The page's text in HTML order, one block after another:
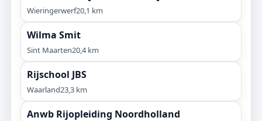
Wieringerwerf20,1 km
Wilma Smit
Sint Maarten20,4 km
Rijschool JBS
Waarland23,3 km
Anwb Rijopleiding Noordholland